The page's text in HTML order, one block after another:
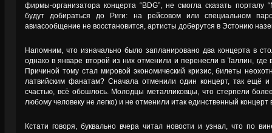
фирмы-организатора концерта “BDG”, не смогла сказать порталу
будут добираться до Риги: на рейсовом или специальном
авиасообщение не восстановится, артисты доберутся в Эстонию
Напомним, что изначально было запланировано два концерта в
однако в январе второй из них отменили и перенесли в Таллин,
Причиной тому стал мировой экономический кризис, билеты
латвийским фанатам? Сначала отменили один концерт, так ещё
счастью, всё обошлось. Молодцы металликовцы, что стерпели
любому человеку не легко) и не отменили итак единственный концерт
Кстати говоря, буквально вчера читал новости и узнал, что по